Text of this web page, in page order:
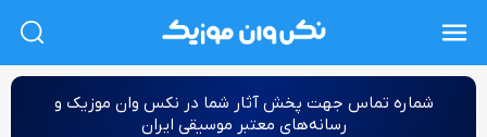
شماره‌ تماس جهت پخش آثار شما در نکس وان موزیک و
رسانه‌های معتبر موسیقی ایران